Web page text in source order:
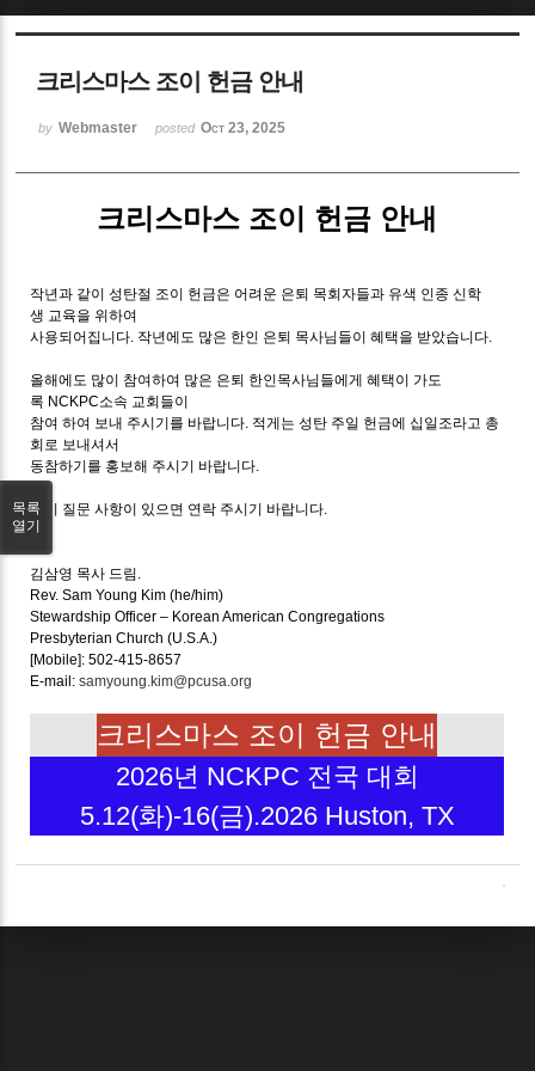
크리스마스 조이 헌금 안내
by Webmaster posted Oct 23, 2025
크리스마스 조이 헌금 안내
작년과 같이 성탄절 조이 헌금은 어려운 은퇴 목회자들과 유색 인종 신학
생 교육을 위하여
사용되어집니다. 작년에도 많은 한인 은퇴 목사님들이혜택을 받았습니다.
올해에도 많이 참여하여 많은 은퇴 한인목사님들에게혜택이 가도
록 NCKPC소속 교회들이
참여 하여 보내 주시기를 바랍니다. 적게는 성탄 주일 헌금에 십일조라고 총
회로 보내셔서
동참하기를 홍보해 주시기 바랍니다.
혹시 질문 사항이 있으면 연락 주시기 바랍니다.
김삼영 목사 드림.
Rev. Sam Young Kim (he/him)
Stewardship Officer – Korean American Congregations
Presbyterian Church (U.S.A.)
[Mobile]: 502-415-8657
E-mail:samyoung.kim@pcusa.org
크리스마스 조이 헌금 안내
2026년 NCKPC 전국 대회
5.12(화)-16(금).2026 Huston, TX
목록
열기
Sketchbook5, 스케치북5
Sketchbook5, 스케치북5